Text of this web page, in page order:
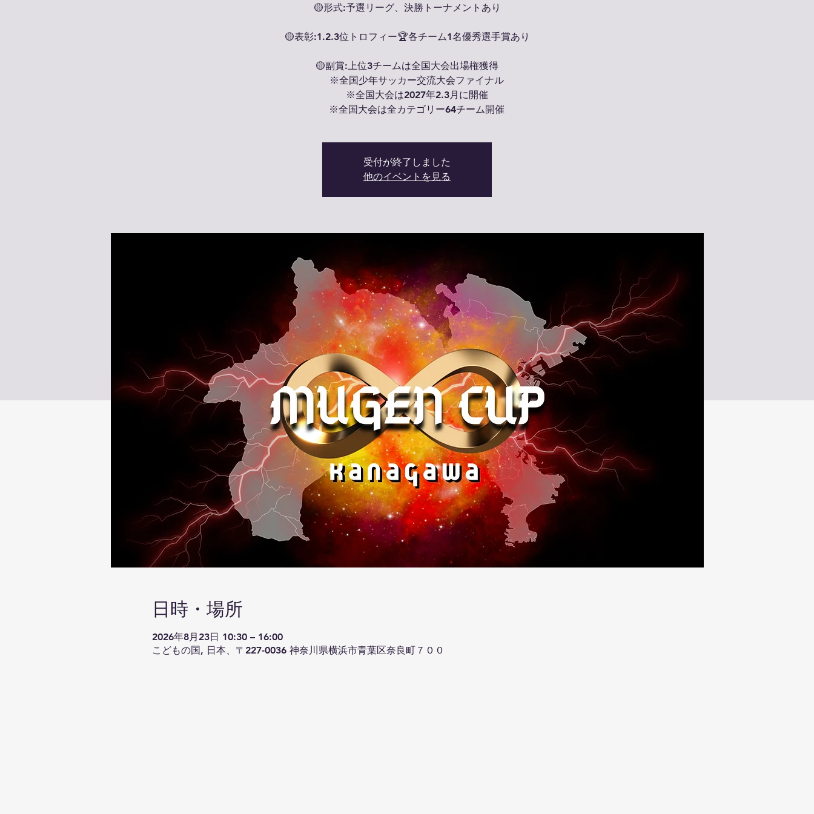
🟡形式:予選リーグ、決勝トーナメントあり
🟡表彰:1.2.3位トロフィー🏆各チーム1名優秀選手賞あり
🟡副賞:上位3チームは全国大会出場権獲得
※全国少年サッカー交流大会ファイナル
※全国大会は2027年2.3月に開催
※全国大会は全カテゴリー64チーム開催
受付が終了しました
他のイベントを見る
日時・場所
2026年8月23日 10:30 – 16:00
こどもの国, 日本、〒227-0036 神奈川県横浜市青葉区奈良町７００